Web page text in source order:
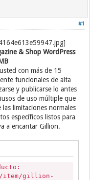
#1
& Shop WordPress
con más de 15
funcionales de alta
y publicarse lo antes
de uso múltiple que
limitaciones normales
específicos listos para
a encantar Gillion.
item/gillion-